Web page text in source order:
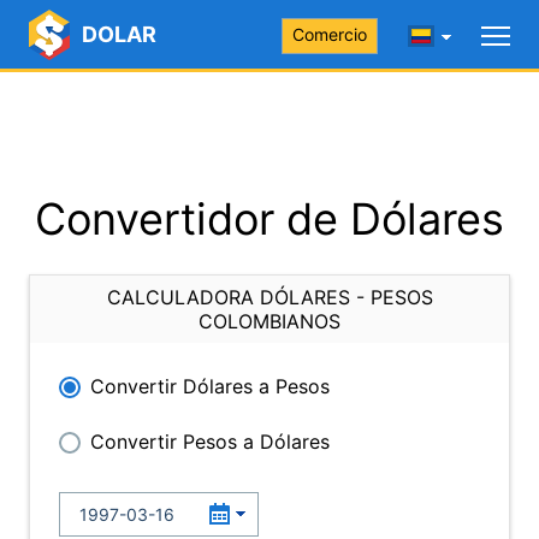
DOLAR Comercio
Convertidor de Dólares
CALCULADORA DÓLARES - PESOS
COLOMBIANOS
Convertir Dólares a Pesos
Convertir Pesos a Dólares